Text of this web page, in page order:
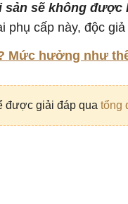
sản sẽ không
phụ cấp này, độc
Mức hưởng như
được giải đáp qua tổng